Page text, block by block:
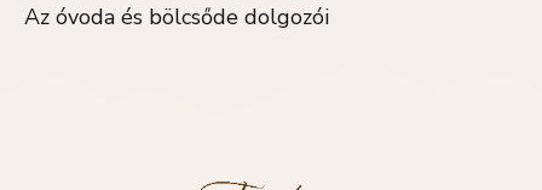
Az óvoda és bölcsőde dolgozói